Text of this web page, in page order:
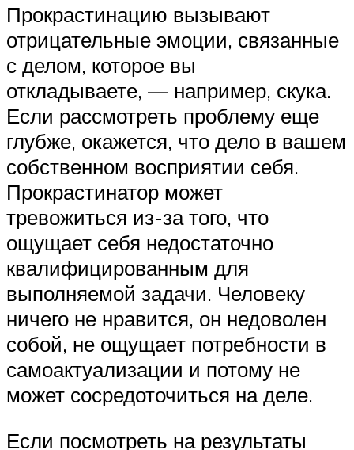
Прокрастинацию вызывают
отрицательные эмоции, связанные
с делом, которое вы
откладываете, — например, скука.
Если рассмотреть проблему еще
глубже, окажется, что дело в вашем
собственном восприятии себя.
Прокрастинатор может
тревожиться из-за того, что
ощущает себя недостаточно
квалифицированным для
выполняемой задачи. Человеку
ничего не нравится, он недоволен
собой, не ощущает потребности в
самоактуализации и потому не
может сосредоточиться на деле.
Если посмотреть на результаты